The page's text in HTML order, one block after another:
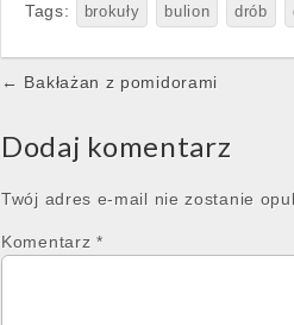
Tags: brokuły bulion drób
Post
← Bakłażan z pomidorami
Dodaj komentarz
Twój adres e-mail nie zostanie
Komentarz *